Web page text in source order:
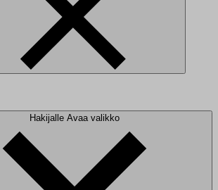
Hakijalle Avaa valikko